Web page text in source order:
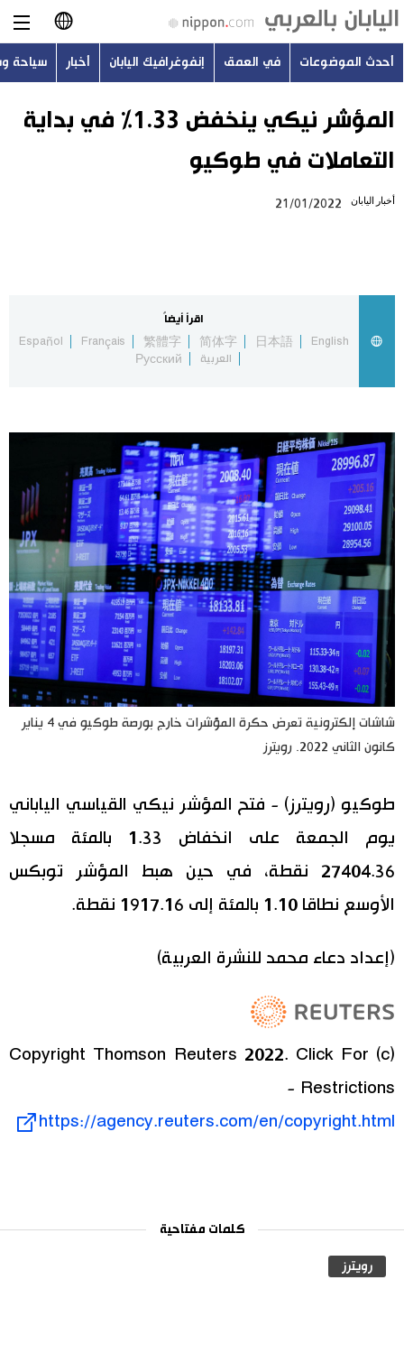
日本語
English
Русский
أحدث الموضوعات
اليابان في فيديو
مانغا وأنيمي
علوم وتكنولوجيا
الأقسام
صور
أشخاص
تجارب وآراء
اقتصاد
مجتمع
طوكيو
الأكثر تفاعلا
اللغة اليابانية
موسوعة اليابان
المطبخ الياباني
تواصل معنا
أحدث الموضوعات في العمق إنفوغرافيك اليابان أخبار سياحة
المؤشر نيكي ينخفض 1.33% في بداية
التعاملات في طوكيو
أخبار اليابان 21/01/2022
اقرأ أيضاً
English
日本語
简体字
繁體字
Français
Español
العربية
Русский
شاشات إلكترونية تعرض حكرة المؤشرات خارج بورصة طوكيو في 4 يناير
كانون الثاني 2022. رويترز
طوكيو (رويترز) - فتح المؤشر نيكي القياسي الياباني
يوم الجمعة على انخفاض 1.33 بالمئة مسجلا
27404.36 نقطة، في حين هبط المؤشر توبكس
الأوسع نطاقا 1.10 بالمئة إلى 1917.16 نقطة.
(إعداد دعاء محمد للنشرة العربية)
(c) Copyright Thomson Reuters 2022. Click For
Restrictions -
https://agency.reuters.com/en/copyright.html
كلمات مفتاحية
رويترز